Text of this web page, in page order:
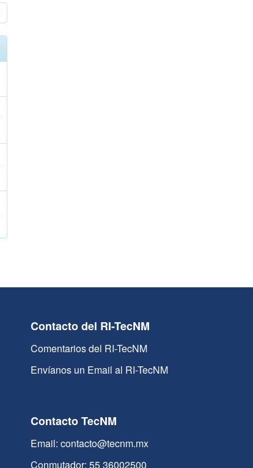
Contacto del RI-TecNM
Comentarios del RI-TecNM
Envíanos un Email al RI-TecNM
Contacto TecNM
Email: contacto@tecnm.mx
Conmutador: 55 36002500